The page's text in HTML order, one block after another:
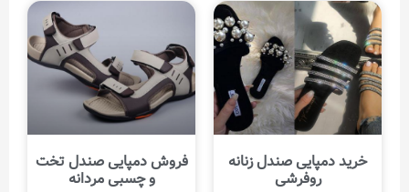
خرید دمپایی صندل زنانه
روفرشی
فروش دمپایی صندل تخت
و چسبی مردانه